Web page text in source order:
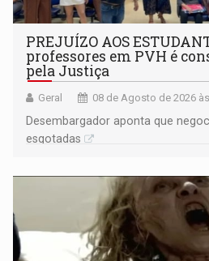
PREJUÍZO AOS
professores em PVH é
pela Justiça
Geral 08 de Agosto de 2026
Desembargador aponta que
esgotadas